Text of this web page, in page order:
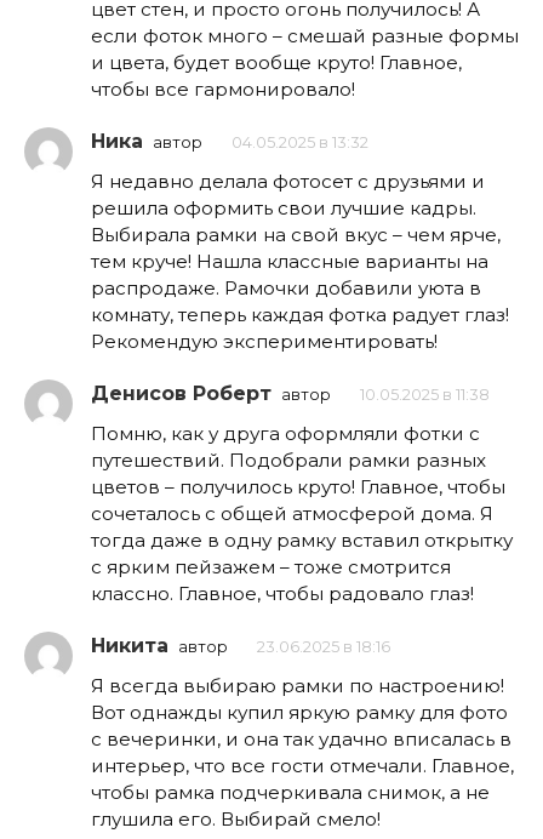
цвет стен, и просто огонь получилось! А
если фоток много – смешай разные формы
и цвета, будет вообще круто! Главное,
чтобы все гармонировало!
Ника автор 04.05.2025 в 13:32
Я недавно делала фотосет с друзьями и
решила оформить свои лучшие кадры.
Выбирала рамки на свой вкус – чем ярче,
тем круче! Нашла классные варианты на
распродаже. Рамочки добавили уюта в
комнату, теперь каждая фотка радует глаз!
Рекомендую экспериментировать!
Денисов Роберт автор 10.05.2025 в 11:38
Помню, как у друга оформляли фотки с
путешествий. Подобрали рамки разных
цветов – получилось круто! Главное, чтобы
сочеталось с общей атмосферой дома. Я
тогда даже в одну рамку вставил открытку
с ярким пейзажем – тоже смотрится
классно. Главное, чтобы радовало глаз!
Никита автор 23.06.2025 в 18:16
Я всегда выбираю рамки по настроению!
Вот однажды купил яркую рамку для фото
с вечеринки, и она так удачно вписалась в
интерьер, что все гости отмечали. Главное,
чтобы рамка подчеркивала снимок, а не
глушила его. Выбирай смело!